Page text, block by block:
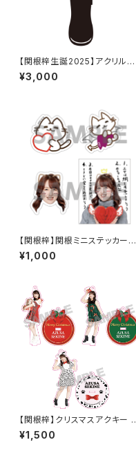
【関根梓生誕2025】アクリルペ
ンライト 2025
¥3,000
【関根梓】関根ミニステッカー4
枚セット
¥1,000
【関根梓】クリスマスアクキー 2
024
¥1,500